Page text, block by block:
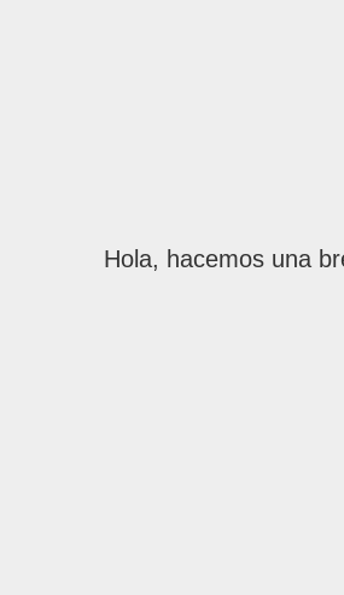
Hola, hacemos una